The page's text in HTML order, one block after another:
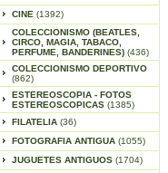
CINE (1392)
COLECCIONISMO (BEATLES,
CIRCO, MAGIA, TABACO,
PERFUME, BANDERINES) (436)
COLECCIONISMO DEPORTIVO
(862)
ESTEREOSCOPIA - FOTOS
ESTEREOSCOPICAS (1385)
FILATELIA (36)
FOTOGRAFIA ANTIGUA (1055)
JUGUETES ANTIGUOS (1704)